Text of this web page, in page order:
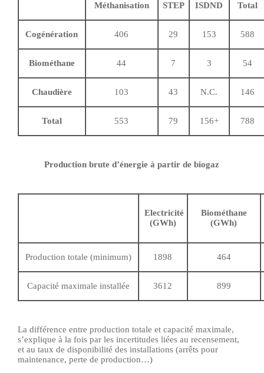
Méthanisation STEP ISDND Total
Cogénération 406 29 153 588
Biométhane 44 7 3 54
Chaudière 103 43 N.C. 146
Total 553 79 156+ 788
Production brute d’énergie à partir de biogaz
Electricité
(GWh)
Biométhane
(GWh)
Production totale (minimum) 1898 464
Capacité maximale installée 3612 899
La différence entre production totale et capacité maximale,
s’explique à la fois par les incertitudes liées au recensement,
et au taux de disponibilité des installations (arrêts pour
maintenance, perte de production…)